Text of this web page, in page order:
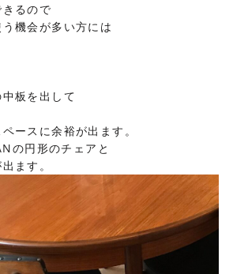
るので
機会が多い方には
板を出して
ースに余裕が出ます。
の円形のチェアと
ます。